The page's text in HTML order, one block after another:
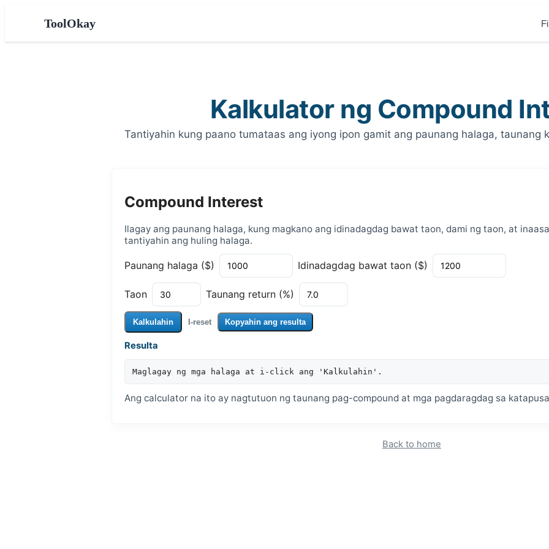
ToolOkay
Kalkulator ng Compound
Tantiyahin kung paano tumataas ang iyong ipon gamit ang paunang halaga, taunang
Compound Interest
Ilagay ang paunang halaga, kung magkano ang idinadagdag bawat taon, dami ng taon, at
tantiyahin ang huling halaga.
Paunang halaga ($) Idinadagdag bawat taon ($)
Taon Taunang return (%)
Kalkulahin I-reset Kopyahin ang resulta
Resulta
Maglagay ng mga halaga at i-click ang 'Kalkulahin'.
Ang calculator na ito ay nagtutuon ng taunang pag-compound at mga pagdaragdag sa
Back to home